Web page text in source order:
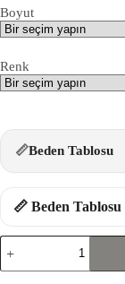
Boyut
Renk
📏Beden Tablosu
📏 Beden Tablosu
261704-
TEK
OMUZ